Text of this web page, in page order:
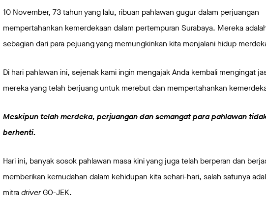
10 November, 73 tahun yang lalu, ribuan pahlawan gugur dalam perjuangan
mempertahankan kemerdekaan dalam pertempuran Surabaya. Mereka
sebagian dari para pejuang yang memungkinkan kita menjalani hidup
Di hari pahlawan ini, sejenak kami ingin mengajak Anda kembali mengingat
mereka yang telah berjuang untuk merebut dan mempertahankan
Meskipun telah merdeka, perjuangan dan semangat para pahlawan
berhenti.
Hari ini, banyak sosok pahlawan masa kini yang juga telah berperan dan
memberikan kemudahan dalam kehidupan kita sehari-hari, salah satunya
mitradriverGO-JEK.